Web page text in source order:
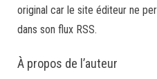
original car le site éditeur ne
dans son flux RSS.
À propos de l’auteur